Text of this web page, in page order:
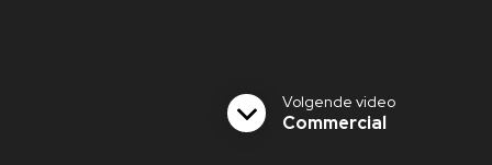
Volgende video
Commercial